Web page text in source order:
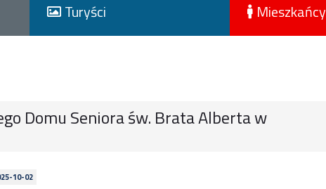
Turyści Mieszkańcy
Domu Seniora św. Brata Alberta w
10-02